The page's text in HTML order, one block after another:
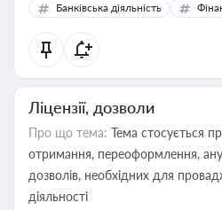
Банківська діяльність
Ліцензії, дозволи
Про що тема: Тема стосується
отримання, переоформлення,
дозволів, необхідних для
діяльності